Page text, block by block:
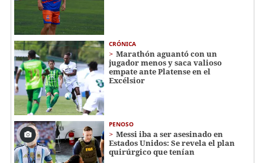
CRÓNICA
Marathón aguantó con un
jugador menos y saca valioso
empate ante Platense en el
Excélsior
PENOSO
Messi iba a ser asesinado en
Estados Unidos: Se revela el plan
quirúrgico que tenían